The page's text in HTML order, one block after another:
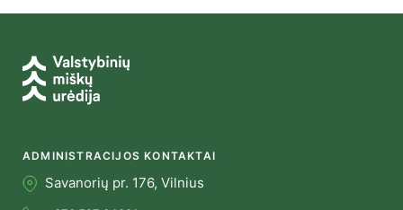
ADMINISTRACIJOS KONTAKTAI
Savanorių pr. 176, Vilnius